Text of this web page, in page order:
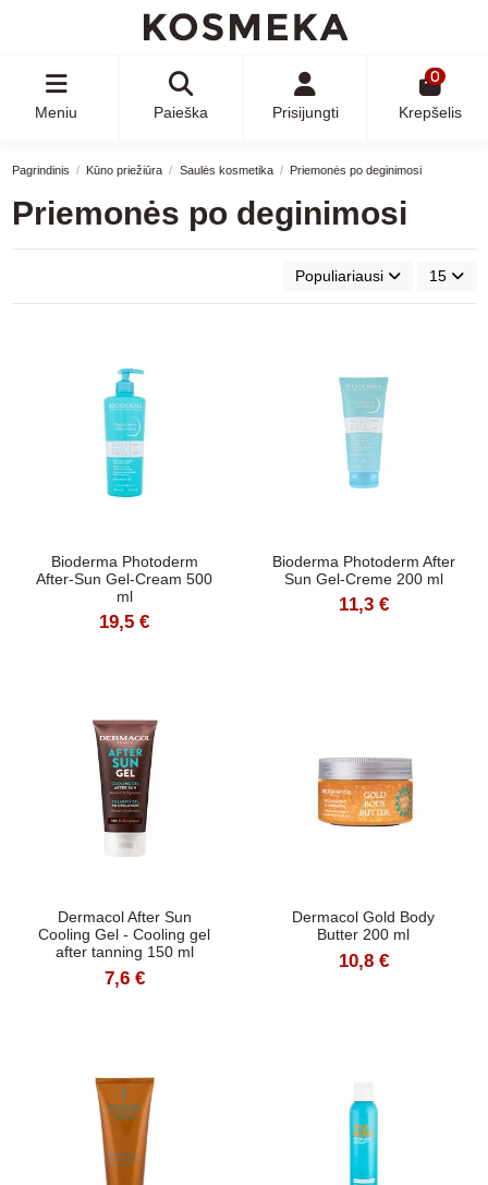
Meniu Paieška Prisijungti
0
Krepšelis
Pagrindinis Kūno priežiūra Saulės kosmetika Priemonės po deginimosi
Priemonės po deginimosi
Populiariausi 15
Bioderma Photoderm
After-Sun Gel-Cream 500
ml
19,5 €
Bioderma Photoderm After
Sun Gel-Creme 200 ml
11,3 €
Dermacol After Sun
Cooling Gel - Cooling gel
after tanning 150 ml
7,6 €
Dermacol Gold Body
Butter 200 ml
10,8 €